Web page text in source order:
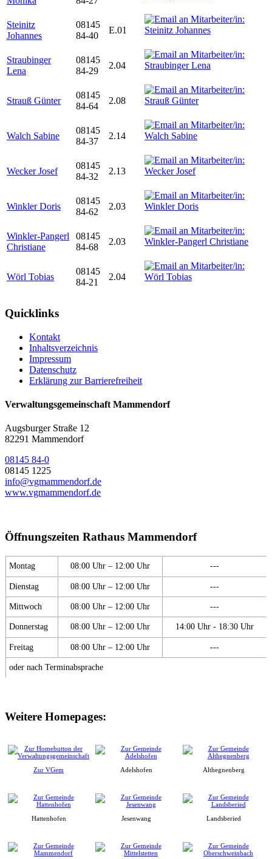
Steinitz
Johannes
08145
84-40
E.01
Straubinger
Lena
08145
84-29
2.04
Strauß Günter
08145
84-64
2.08
Walch Sabine
08145
84-37
2.14
Wecker Josef
08145
84-32
2.13
Winkler Doris
08145
84-62
2.03
Winkler-Pangerl
Christiane
08145
84-68
2.03
Wörl Tobias
08145
84-21
2.04
Quicklinks
Kontakt
Inhaltsverzeichnis
Impressum
Datenschutz
Erklärung zur Barrierefreiheit
Verwaltungsgemeinschaft Mammendorf
Augsburger Straße 12
82291 Mammendorf
08145 84-0
08145 1225
info@vgmammendorf.de
www.vgmammendorf.de
Öffnungszeiten Rathaus Mammendorf
Montag 08:00 Uhr – 12:00 Uhr ---
Dienstag 08:00 Uhr – 12:00 Uhr ---
Mittwoch 08:00 Uhr – 12:00 Uhr ---
Donnerstag 08:00 Uhr – 12:00 Uhr 14:00 Uhr - 18:30 Uhr
Freitag 08:00 Uhr – 12:00 Uhr ---
oder nach Terminabsprache
Weitere Homepages:
Zur VGem Adelshofen Althegnenberg
Hattenhofen Jesenwang Landsberied